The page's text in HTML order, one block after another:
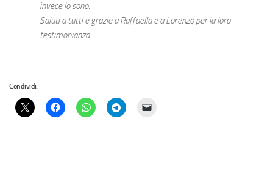
invece lo sono.
Saluti a tutti e grazie a Raffaella e a Lorenzo per la loro
testimonianza.
Condividi: